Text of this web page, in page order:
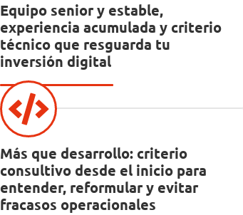
Equipo senior y estable,
experiencia acumulada y criterio
técnico que resguarda tu
inversión digital
Más que desarrollo: criterio
consultivo desde el inicio para
entender, reformular y evitar
fracasos operacionales